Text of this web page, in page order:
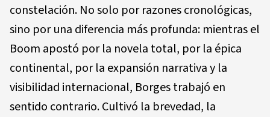
constelación. No solo por razones cronológicas,
sino por una diferencia más profunda: mientras el
Boom apostó por la novela total, por la épica
continental, por la expansión narrativa y la
visibilidad internacional, Borges trabajó en
sentido contrario. Cultivó la brevedad, la